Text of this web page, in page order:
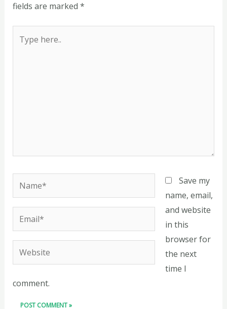
fields are marked *
here..
Name*
Email*
Website
Save my
name, email,
and website
in this
browser for
the next
time I
comment.